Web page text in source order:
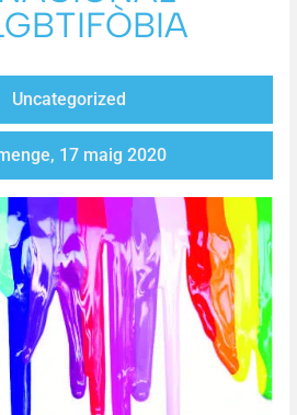
Uncategorized
17 maig 2020